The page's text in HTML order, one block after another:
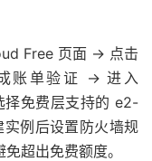
Free 页面 → 点击
账单验证 → 进入
免费层支持的 e2-
例后设置防火墙规
超出免费额度。